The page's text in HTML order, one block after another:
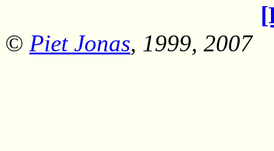
© Piet Jonas, 1999, 2007